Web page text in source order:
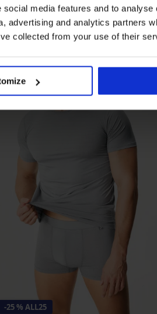
media features and to
advertising and analytics partners
collected from your use of their
-25 % ALL25